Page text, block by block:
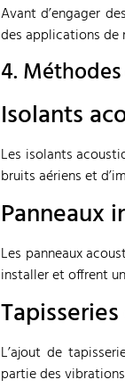
Avant d’engager
des applications de
4.
Isolants
Les isolants
bruits aériens et
Panneaux
Les panneaux
installer et offrent
L’ajout de
partie des